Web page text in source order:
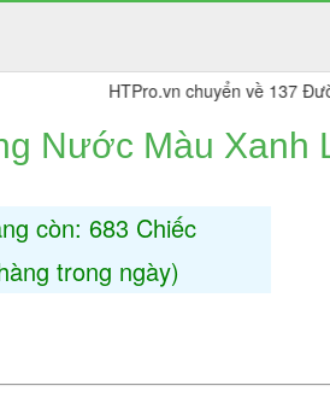
HTPro.vn chuyển về 137 Đường
Nước Màu Xanh
còn: 683 Chiếc
trong ngày)